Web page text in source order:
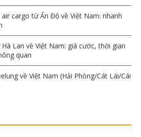
air cargo từ Ấn Độ về Việt Nam: nhanh
Lan về Việt Nam: giá cước, thời gian
quan
về Việt Nam (Hải Phòng/Cát Lái/Cái